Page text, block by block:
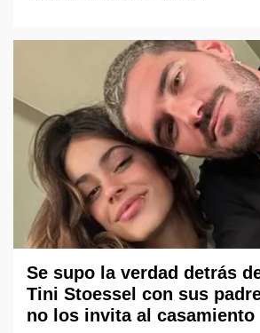
Se supo la verdad detrás
Tini Stoessel con sus
no los invita al casamiento